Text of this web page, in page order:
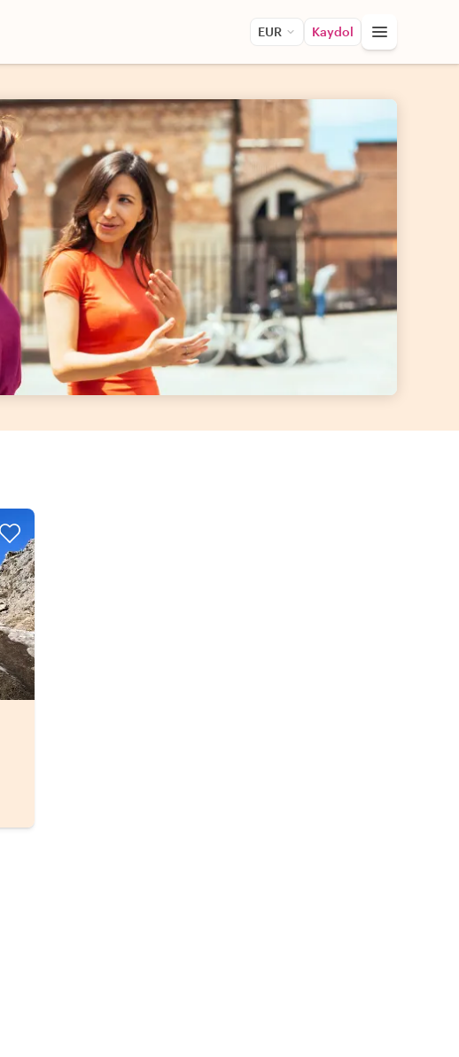
EUR Kaydol